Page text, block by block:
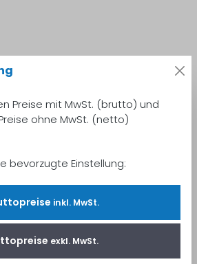
inkl. MwSt.
Versandkosten
In den Warenkorb
Preise mit MwSt. (brutto) und
ohne MwSt. (netto)
bevorzugte Einstellung:
inkl. MwSt.
exkl. MwSt.